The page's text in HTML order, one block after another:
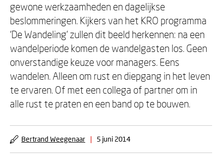
gewone werkzaamheden en dagelijkse
beslommeringen. Kijkers van het KRO programma
‘De Wandeling’ zullen dit beeld herkennen: na een
wandelperiode komen de wandelgasten los. Geen
onverstandige keuze voor managers. Eens
wandelen. Alleen om rust en diepgang in het leven
te ervaren. Of met een collega of partner om in
alle rust te praten en een band op te bouwen.
Bertrand Weegenaar | 5 juni 2014